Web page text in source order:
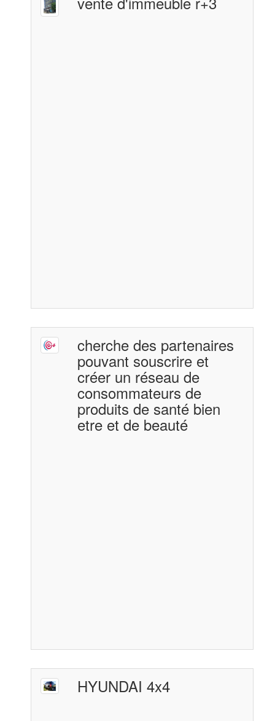
cherche des partenaires
pouvant souscrire et
créer un réseau de
consommateurs de
produits de santé bien
etre et de beauté
HYUNDAI 4x4